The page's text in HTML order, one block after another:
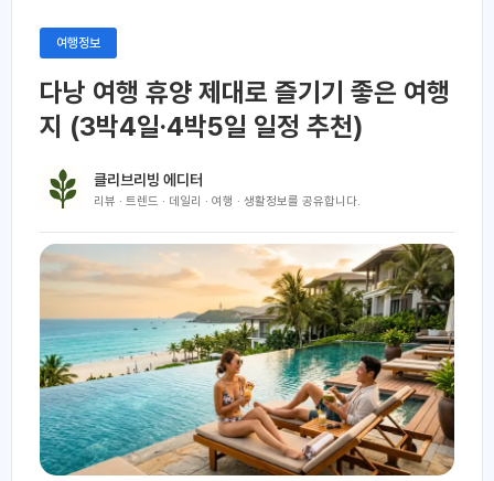
여행정보
다낭 여행 휴양 제대로 즐기기 좋은 여행
지 (3박4일·4박5일 일정 추천)
클리브리빙 에디터
리뷰 · 트렌드 · 데일리 · 여행 · 생활정보를 공유합니다.